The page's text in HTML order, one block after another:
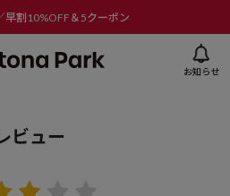
早割10%OFF＆5クーポン
お知らせ
ビュー